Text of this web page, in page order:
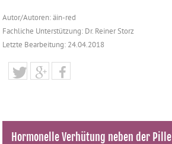
Autor/Autoren: äin-red
Fachliche Unterstützung: Dr. Reiner Storz
Letzte Bearbeitung: 24.04.2018
Hormonelle Verhütung neben der Pille